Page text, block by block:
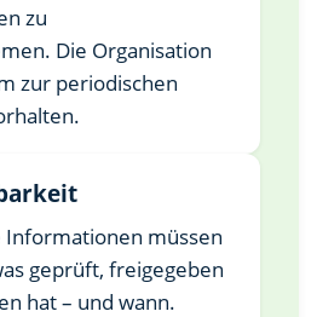
zu
Die Organisation
zur periodischen
müssen
geprüft, freigegeben
hat – und wann.